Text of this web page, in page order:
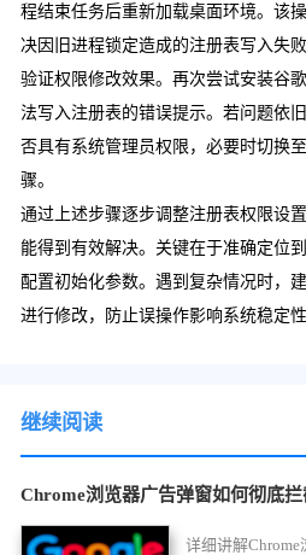
程结束任务后重新加载桌面环境。该
决因旧进程锁定造成的注册表写入失败
验证权限修改效果。再次尝试安装谷
法写入注册表的错误提示。若问题依
否具有系统管理员权限，必要时切换
骤。
通过上述步骤逐步调整注册表权限设
能得到有效解决。关键在于准确定位
配置初始化参数。遇到复杂情况时，
进行修改，防止误操作影响系统稳定性
继续阅读
Chrome浏览器广告弹窗如何彻底拦
详细讲解